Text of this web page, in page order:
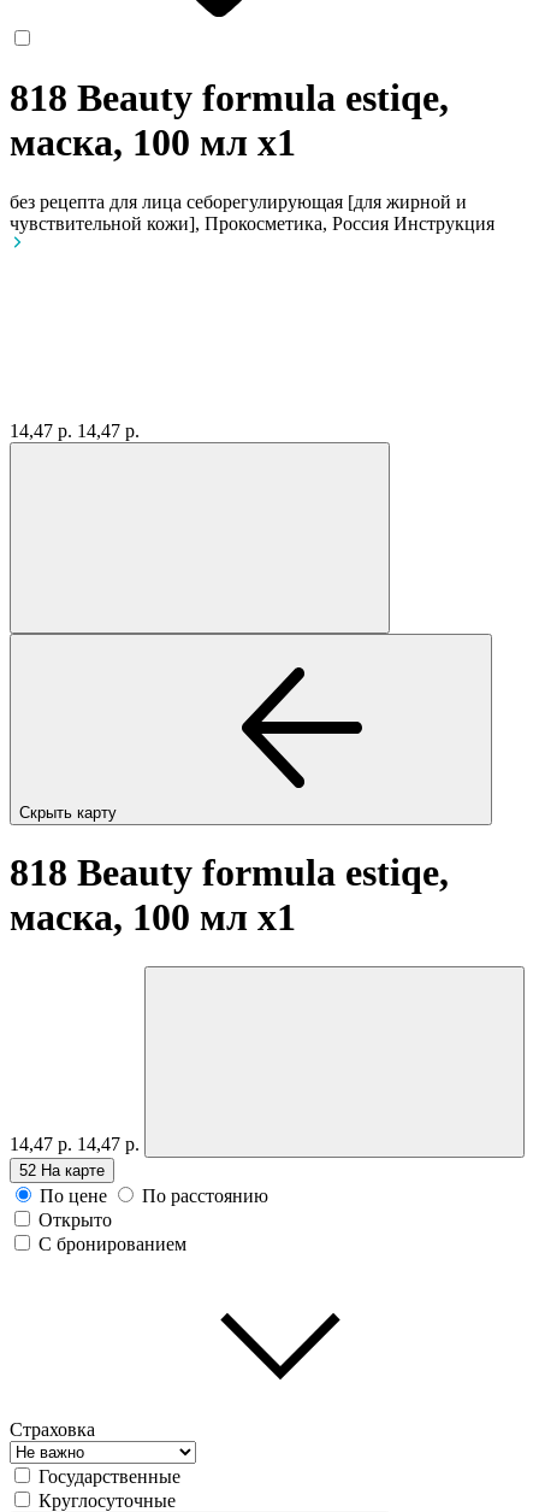
818 Beauty formula estiqe,
маска, 100 мл x1
без рецепта для лица себорегулирующая [для жирной и
чувствительной кожи], Прокосметика, Россия Инструкция
14,47 р. 14,47 р.
Скрыть карту
818 Beauty formula estiqe,
маска, 100 мл x1
14,47 р. 14,47 р.
52 На карте
По цене
По расстоянию
Открыто
С бронированием
Страховка
Государственные
Круглосуточные